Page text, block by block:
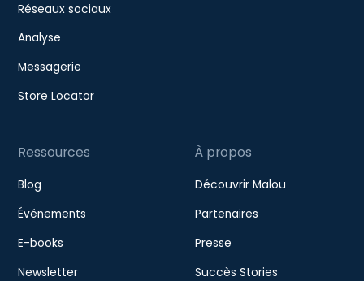
Réseaux sociaux
Analyse
Messagerie
Store Locator
Ressources
Blog
Événements
E-books
Newsletter
À propos
Découvrir Malou
Partenaires
Presse
Succès Stories